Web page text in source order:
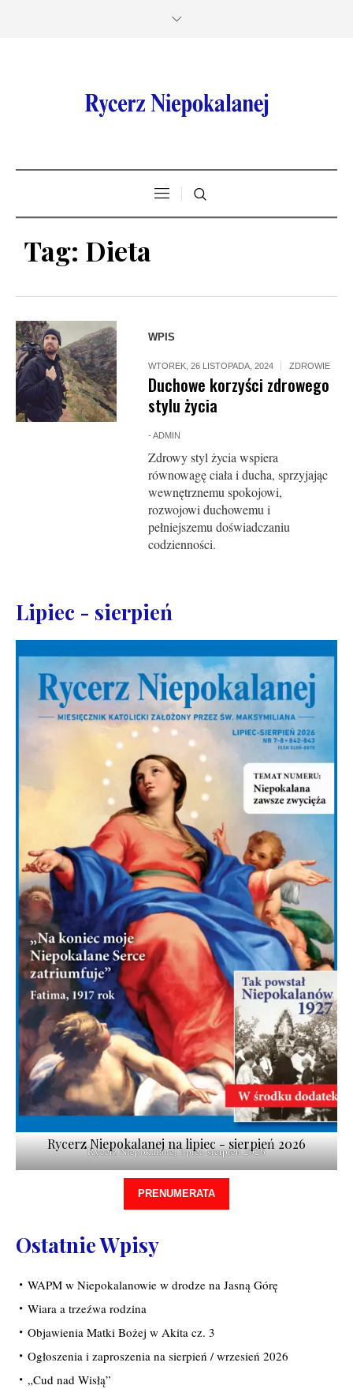
Tag: Dieta
WPIS
WTOREK, 26 LISTOPADA, 2024 ZDROWIE
Duchowe korzyści zdrowego
stylu życia
-ADMIN
Zdrowy styl życia wspiera
równowagę ciała i ducha, sprzyjając
wewnętrznemu spokojowi,
rozwojowi duchowemu i
pełniejszemu doświadczaniu
codzienności.
Lipiec - sierpień
Rycerz Niepokalanej lipiec-sierpień 2026
Rycerz Niepokalanej na lipiec - sierpień 2026
PRENUMERATA
Ostatnie Wpisy
WAPM w Niepokalanowie w drodze na Jasną Górę
Wiara a trzeźwa rodzina
Objawienia Matki Bożej w Akita cz. 3
Ogłoszenia i zaproszenia na sierpień / wrzesień 2026
„Cud nad Wisłą”